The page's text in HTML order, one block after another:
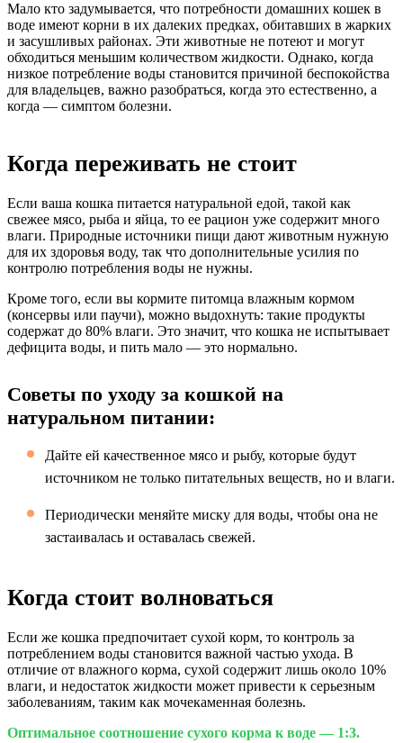
Мало кто задумывается, что потребности домашних кошек в
воде имеют корни в их далеких предках, обитавших в жарких
и засушливых районах. Эти животные не потеют и могут
обходиться меньшим количеством жидкости. Однако, когда
низкое потребление воды становится причиной беспокойства
для владельцев, важно разобраться, когда это естественно, а
когда — симптом болезни.
Когда переживать не стоит
Если ваша кошка питается натуральной едой, такой как
свежее мясо, рыба и яйца, то ее рацион уже содержит много
влаги. Природные источники пищи дают животным нужную
для их здоровья воду, так что дополнительные усилия по
контролю потребления воды не нужны.
Кроме того, если вы кормите питомца влажным кормом
(консервы или паучи), можно выдохнуть: такие продукты
содержат до 80% влаги. Это значит, что кошка не испытывает
дефицита воды, и пить мало — это нормально.
Советы по уходу за кошкой на
натуральном питании:
Дайте ей качественное мясо и рыбу, которые будут
источником не только питательных веществ, но и влаги.
Периодически меняйте миску для воды, чтобы она не
застаивалась и оставалась свежей.
Когда стоит волноваться
Если же кошка предпочитает сухой корм, то контроль за
потреблением воды становится важной частью ухода. В
отличие от влажного корма, сухой содержит лишь около 10%
влаги, и недостаток жидкости может привести к серьезным
заболеваниям, таким как мочекаменная болезнь.
Оптимальное соотношение сухого корма к воде — 1:3.